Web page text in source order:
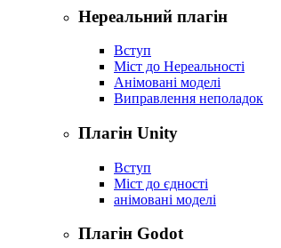
Нереальний плагін
Вступ
Міст до Нереальності
Анімовані моделі
Виправлення неполадок
Плагін Unity
Вступ
Міст до єдності
анімовані моделі
Плагін Godot